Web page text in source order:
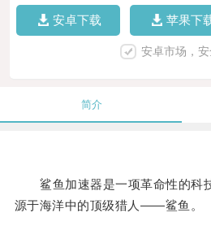
安卓下载 苹果下
安卓市场，
简介
鲨鱼加速器是一项革命性的科
源于海洋中的顶级猎人——鲨鱼。